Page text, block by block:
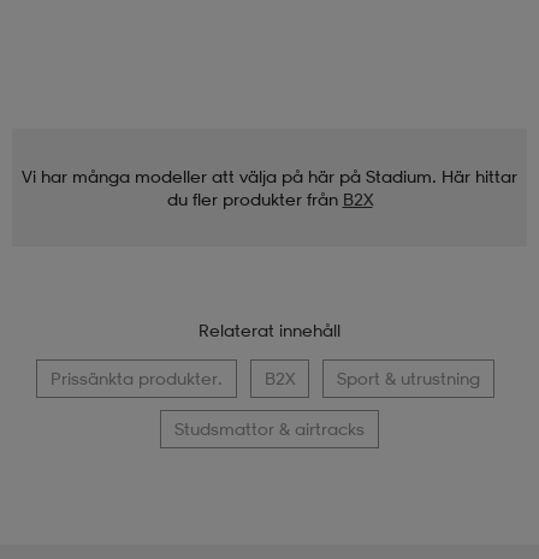
Vi har många modeller att välja på här på Stadium. Här hittar
du fler produkter från B2X
Relaterat innehåll
Prissänkta produkter. B2X Sport & utrustning
Studsmattor & airtracks